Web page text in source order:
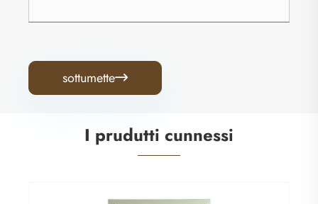
sottumette
I prudutti cunnessi